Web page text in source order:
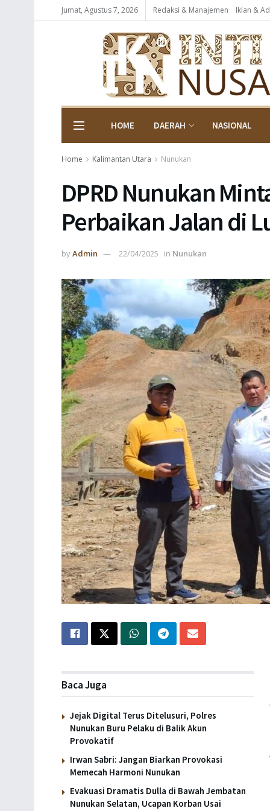
Jumat, Agustus 7, 2026 Redaksi & Manajemen Iklan &
HOME DAERAH NASIONAL
Home Kalimantan Utara Nunukan
DPRD Nunukan
Perbaikan Jalan di
byAdmin 22/04/2025 in Nunukan
Baca Juga
Jejak Digital Terus Ditelusuri, Polres
Nunukan Buru Pelaku di Balik Akun
Provokatif
Irwan Sabri: Jangan Biarkan Provokasi
Memecah Harmoni Nunukan
Evakuasi Dramatis Dulla di Bawah Jembatan
Nunukan Selatan, Ucapan Korban Usai